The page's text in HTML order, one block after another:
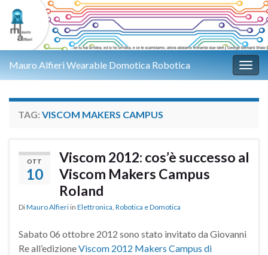
Mauro Alfieri Wearable Domotica Robotica
TAG: VISCOM MAKERS CAMPUS
OTT
10
Viscom 2012: cos’è successo al
Viscom Makers Campus
Roland
DiMauro Alfieri in Elettronica, Robotica e Domotica
Sabato 06 ottobre 2012 sono stato invitato da Giovanni
Re all’edizioneViscom 2012 Makers Campus di